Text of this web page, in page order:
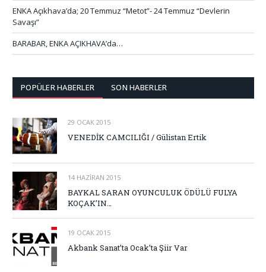
ENKA Açıkhava’da; 20 Temmuz “Metot”- 24 Temmuz “Devlerin
Savaşı”
BARABAR, ENKA AÇIKHAVA’da…
POPÜLER HABERLER SON HABERLER
29 OCAK 2015
VENEDİK CAMCILIĞI / Gülistan Ertik
14 HAZIRAN 2015
BAYKAL SARAN OYUNCULUK ÖDÜLÜ FULYA
KOÇAK’IN…
19 OCAK 2015
Akbank Sanat’ta Ocak’ta Şiir Var